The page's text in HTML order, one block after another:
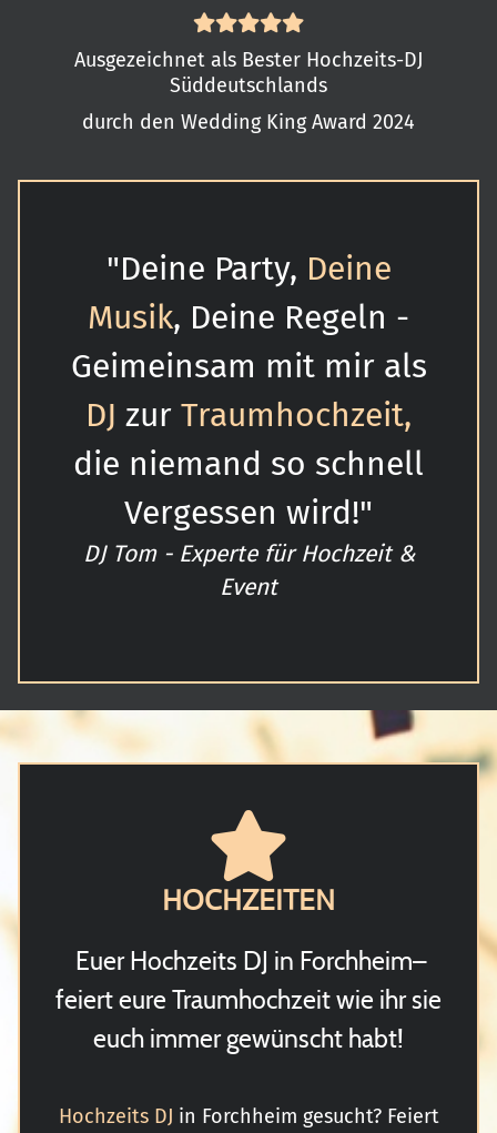
Ausgezeichnet als Bester Hochzeits-DJ
Süddeutschlands
durch den Wedding King Award 2024
"Deine Party, Deine
Musik, Deine Regeln -
Geimeinsam mit mir als
DJ zur Traumhochzeit,
die niemand so schnell
Vergessen wird!"
DJ Tom - Experte für Hochzeit &
Event
HOCHZEITEN
Euer Hochzeits DJ in Forchheim–
feiert eure Traumhochzeit wie ihr sie
euch immer gewünscht habt!
Hochzeits DJ in Forchheim gesucht? Feiert